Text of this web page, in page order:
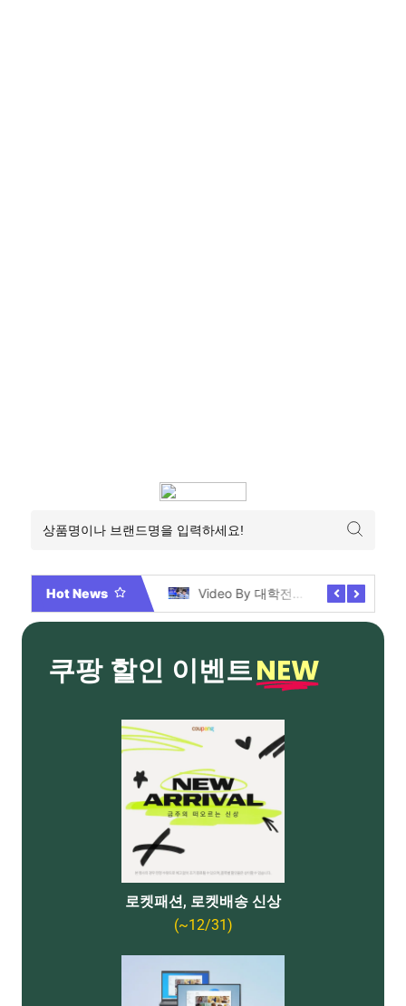
Hot News Video By 대학전쟁 시즌 3 전편 공개 완료!
쿠팡 할인 이벤트NEW
로켓패션, 로켓배송 신상
(~12/31)